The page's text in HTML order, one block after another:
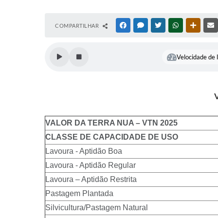
COMPARTILHAR FACEBOOKMESSENGER
TWITTERWHATSAPP
Velocidade de
VALOR DA TERRA NUA – VTN 2025
CLASSE DE CAPACIDADE DE USO
Lavoura - Aptidão Boa
Lavoura - Aptidão Regular
Lavoura – Aptidão Restrita
Pastagem Plantada
Silvicultura/Pastagem Natural